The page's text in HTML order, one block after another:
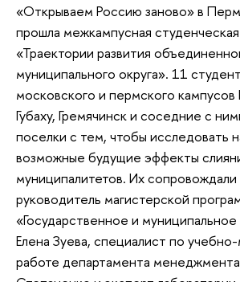
«Открываем Россию заново» в
прошла межкампусная
«Траектории развития
муниципального округа». 11
московского и пермского
Губаху, Гремячинск и соседние с
поселки с тем, чтобы исследовать
возможные будущие эффекты
муниципалитетов. Их
руководитель магистерской
«Государственное и
Елена Зуева, специалист по
работе департамента